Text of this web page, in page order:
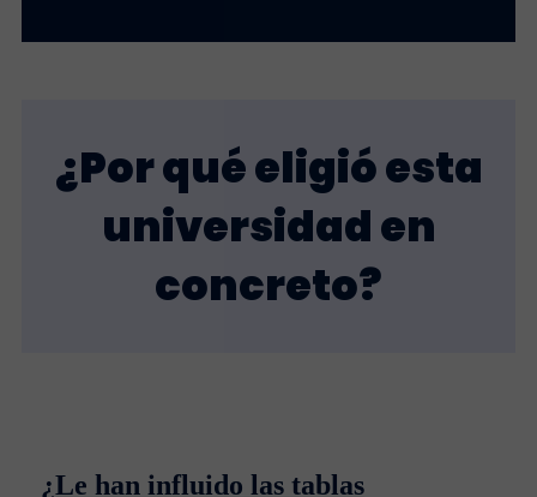
¿Por qué eligió esta
universidad en
concreto?
¿Le han influido las tablas